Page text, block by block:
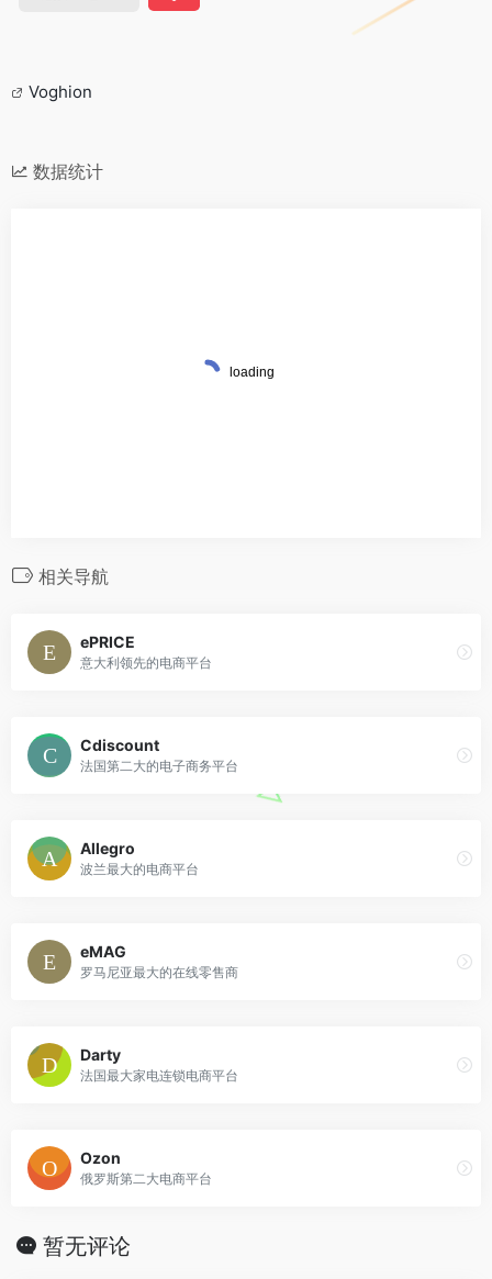
Voghion
数据统计
相关导航
ePRICE
意大利领先的电商平台
Cdiscount
法国第二大的电子商务平台
Allegro
波兰最大的电商平台
eMAG
罗马尼亚最大的在线零售商
Darty
法国最大家电连锁电商平台
Ozon
俄罗斯第二大电商平台
暂无评论